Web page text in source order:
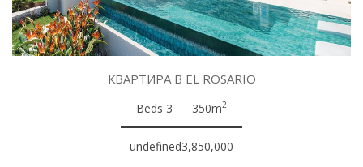
КВАРТИРА В EL ROSARIO
Beds 3 350m2
undefined3,850,000